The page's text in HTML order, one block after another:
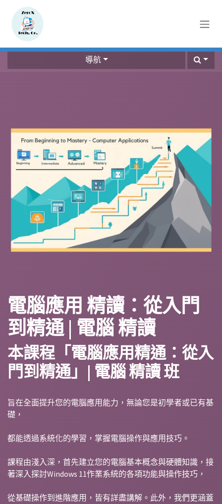
跳至內容
導航
電腦應用 精讀：從入門
到精通 | 電腦 精讀
本課程「電腦應用精通：從入
門到精通」| 電腦 精讀 班
旨在全面提升您的電腦應用能力，無論您是初學者或已有基
礎，
都能透過系統化的學習，掌握電腦操作與應用技巧。
課程由淺入深，首先建立您的電腦基本概念與硬體知識，接
著深入探討Windows 11作業系統的各項功能與操作技巧，
從基礎操作到進階應用，皆有詳盡講解。此外，我們更涵蓋